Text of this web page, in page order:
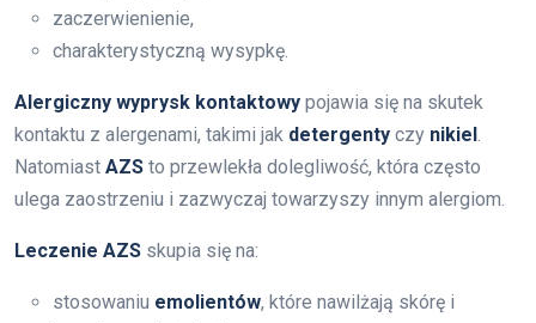
zaczerwienienie,
charakterystyczną wysypkę.
Alergiczny wyprysk kontaktowy pojawia się na skutek
kontaktu z alergenami, takimi jak detergenty czy nikiel .
Natomiast AZS to przewlekła dolegliwość, która często
ulega zaostrzeniu i zazwyczaj towarzyszy innym alergiom.
Leczenie AZS skupia się na:
stosowaniu emolientów, które nawilżają skórę i